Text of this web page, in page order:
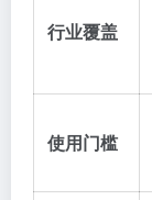
行业覆盖
使用门槛